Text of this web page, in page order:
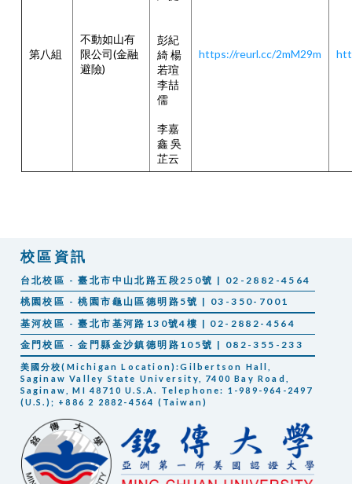
第八組
不動如山有
限公司(金融
避險)
彭紀
綺 楊
若瑄
李喆
儒
李嘉
鑫 吳
芷云
https://reurl.cc/2mM29m
校區資訊
台北校區 - 臺北市中山北路五段250號 | 02-2882-4564
桃園校區 - 桃園市龜山區德明路5號 | 03-350-7001
基河校區 - 臺北市基河路130號4樓 | 02-2882-4564
金門校區 - 金門縣金沙鎮德明路105號 | 082-355-233
美國分校(Michigan Location):Gilbertson Hall,
Saginaw Valley State University, 7400 Bay Road,
Saginaw, MI 48710 U.S.A. Telephone: 1-989-964-2497
(U.S.); +886 2 2882-4564 (Taiwan)